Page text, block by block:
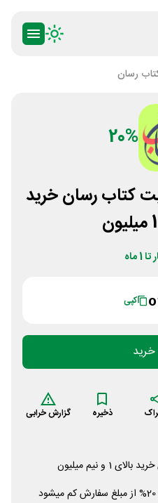
رسان
20%
20% سایت کتاب رسان خرید
1 ماه
کپی
ذخیره گزارش خرابی
بالای 1 و نیم میلیون